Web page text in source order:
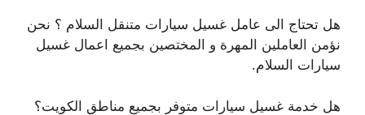
هل تحتاج الى عامل غسيل سيارات متنقل السلام ؟ نحن
نؤمن العاملين المهرة و المختصين بجميع اعمال غسيل
سيارات السلام.
هل خدمة غسيل سيارات متوفر بجميع مناطق الكويت؟